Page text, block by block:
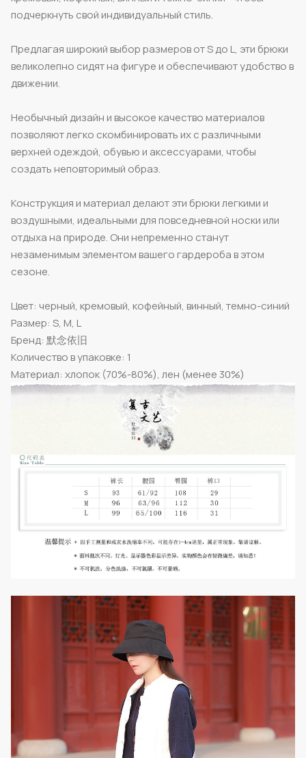
подчеркнуть свой индивидуальный стиль.
Предлагая широкий выбор размеров от S до L, эти брюки
великолепно сидят на фигуре и обеспечивают удобство в
движении.
Необычный дизайн и высокое качество материалов
позволяют легко скомбинировать их с различными
верхней одеждой, обувью и аксессуарами, чтобы
создать неповторимый образ.
Конструкция и материал делают эти брюки легкими и
воздушными, идеальными для повседневной носки или
отдыха на природе. Они непременно станут
незаменимым элементом вашего гардероба в этом
сезоне.
Цвет: черный, кремовый, кофейный, винный, темно-синий
Размер: S, M, L
Бренд: 默念依旧
Количество в упаковке: 1
Материал: хлопок (70%-80%), лен (менее 30%)